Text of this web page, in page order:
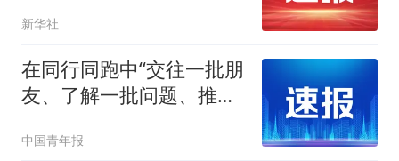
新华社
在同行同跑中“交往一批朋
友、了解一批问题、推出
部夏日跑单记
中国青年报